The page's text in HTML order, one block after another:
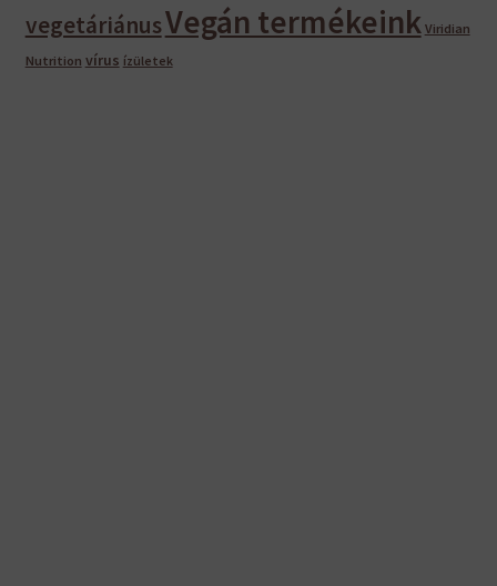
vegetáriánusVegán termékeink Viridian
Nutrition vírus ízületek